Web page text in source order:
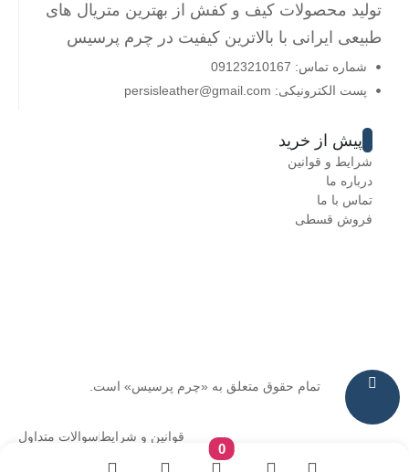
تولید محصولات کیف و کفش از بهترین متریال های
طبیعی ایرانی با بالاترین کیفیت در چرم پرسیس
شماره تماس: 09123210167
پست الکترونیکی: persisleather@gmail.com
پیش از خرید
شرایط و قوانین
درباره ما
تماس با ما
فروش قسطی
تمام حقوق متعلق به «چرم پرسیس» است.
قوانین و شرایطسوالات متداول
0